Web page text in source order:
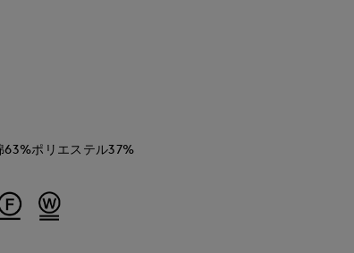
ポリエステル37%